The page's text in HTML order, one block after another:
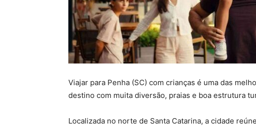
Viajar para Penha (SC) com crianças é uma das
destino com muita diversão, praias e boa estrutura
Localizada no norte de Santa Catarina, a cidade